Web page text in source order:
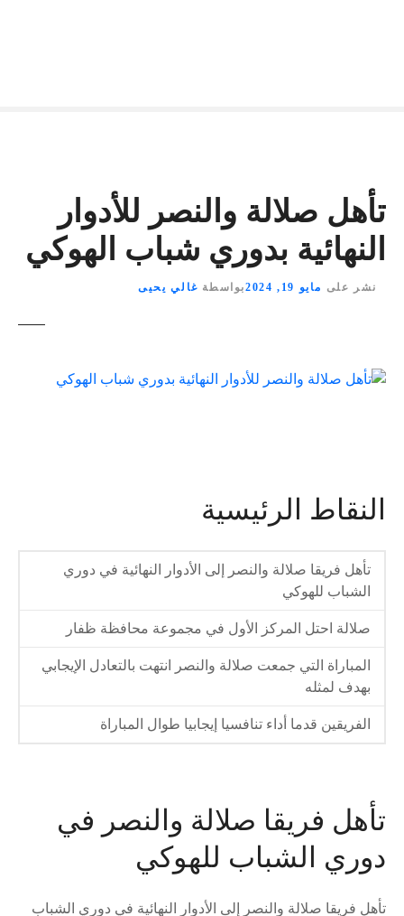
تأهل صلالة والنصر للأدوار
النهائية بدوري شباب الهوكي
نشر على مايو 19, 2024 بواسطة غالي يحيى
النقاط الرئيسية
تأهل فريقا صلالة والنصر إلى الأدوار النهائية في دوري
الشباب للهوكي
صلالة احتل المركز الأول في مجموعة محافظة ظفار
المباراة التي جمعت صلالة والنصر انتهت بالتعادل الإيجابي
بهدف لمثله
الفريقين قدما أداء تنافسيا إيجابيا طوال المباراة
تأهل فريقا صلالة والنصر في
دوري الشباب للهوكي
تأهل فريقا صلالة والنصر إلى الأدوار النهائية في دوري الشباب